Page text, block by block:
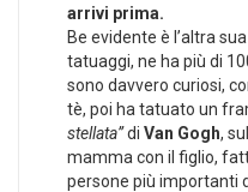
arrivi prima.
Be evidente è l’altra
tatuaggi, ne ha più di
sono davvero curiosi,
tè, poi ha tatuato un
stellata”di Van Gogh,
mamma con il figlio,
persone più importanti